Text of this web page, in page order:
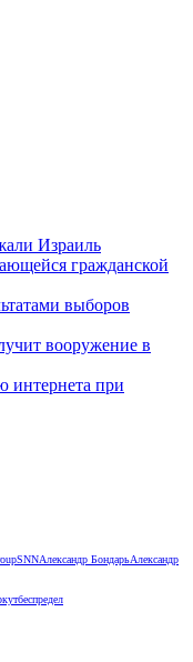
Израиль
гражданской
выборов
вооружение в
интернета при
SNNАлександр БондарьАлександр
беспредел